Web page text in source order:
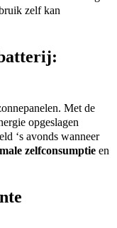
zelf kan
Met de
opgeslagen
‘s avonds wanneer
zelfconsumptie en